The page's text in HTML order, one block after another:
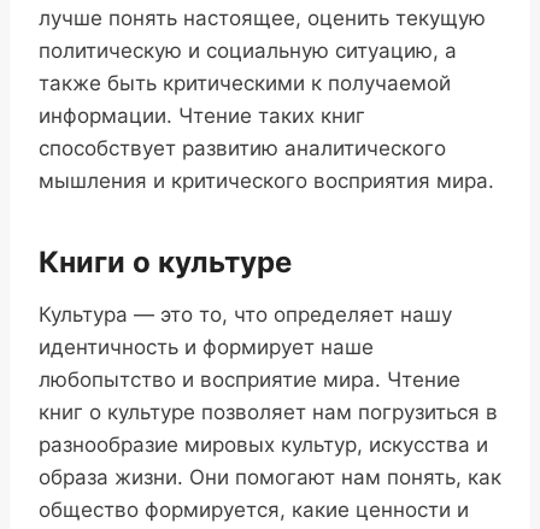
лучше понять настоящее, оценить текущую
политическую и социальную ситуацию, а
также быть критическими к получаемой
информации. Чтение таких книг
способствует развитию аналитического
мышления и критического восприятия мира.
Книги о культуре
Культура — это то, что определяет нашу
идентичность и формирует наше
любопытство и восприятие мира. Чтение
книг о культуре позволяет нам погрузиться в
разнообразие мировых культур, искусства и
образа жизни. Они помогают нам понять, как
общество формируется, какие ценности и